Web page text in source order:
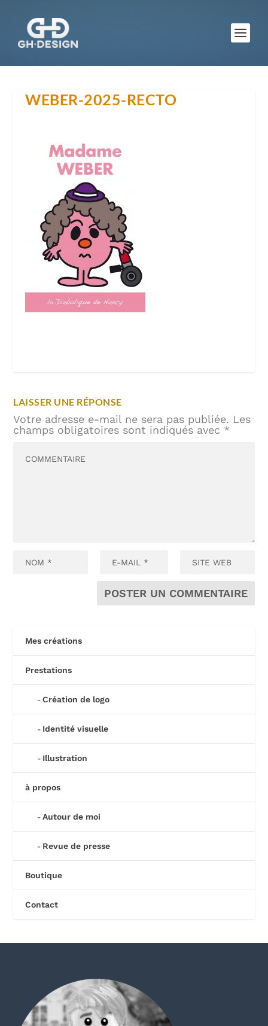
WEBER-2025-RECTO
LAISSER UNE RÉPONSE
Votre adresse e-mail ne sera pas publiée. Les
champs obligatoires sont indiqués avec *
Mes créations
Prestations
Création de logo
Identité visuelle
Illustration
à propos
Autour de moi
Revue de presse
Boutique
Contact